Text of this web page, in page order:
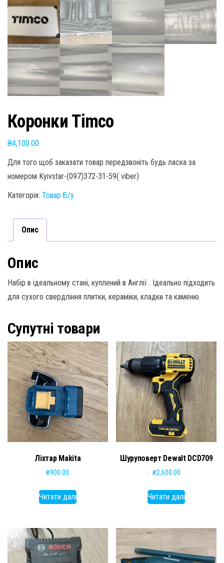
Коронки Timco
₴4,100.00
Для того щоб заказати товар передзвоніть будь ласка за
номером Kyivstar-(097)372-31-59( viber)
Категорія: Товар Б/у
Опис
Опис
Набір в ідеальному стані, куплений в Англії . Ідеально підходить
для сухого свердління плитки, кераміки, кладки та каменю.
Супутні товари
Ліхтар Makita
₴900.00
Читати далі
Шуруповерт Dewalt DCD709
₴2,600.00
Читати далі